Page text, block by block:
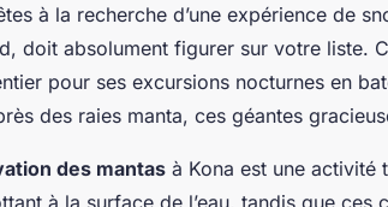
à la recherche d’une expérience de
doit absolument figurer sur votre liste.
pour ses excursions nocturnes en
des raies manta, ces géantes
des mantas à Kona est une activité
à la surface de l’eau, tandis que ces